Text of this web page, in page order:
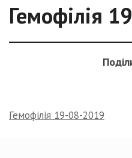
Гемофілія
Гемофілія 19-08-2019